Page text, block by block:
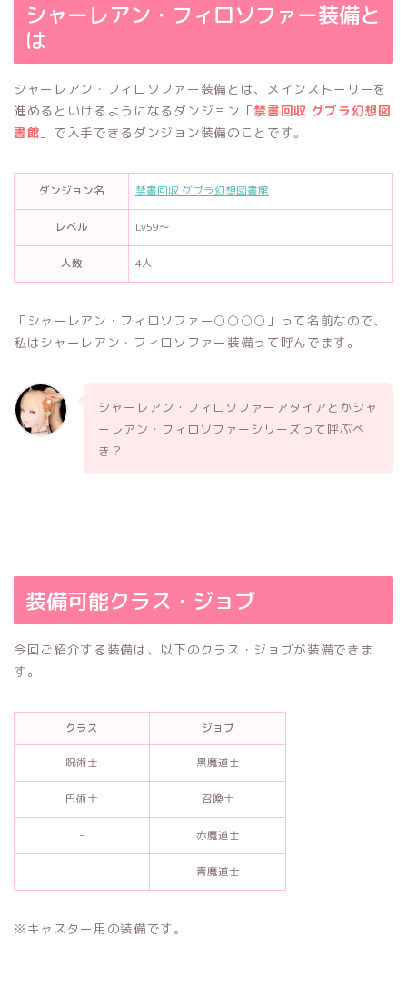
シャーレアン・フィロソファー装備と
は
シャーレアン・フィロソファー装備とは、メインストーリーを
進めるといけるようになるダンジョン「禁書回収 グブラ幻想図
書館 」で入手できるダンジョン装備のことです。
ダンジョン名 禁書回収 グブラ幻想図書館
レベル Lv59～
人数 4人
「シャーレアン・フィロソファー○○○○」って名前なので、
私はシャーレアン・フィロソファー装備って呼んでます。
シャーレアン・フィロソファーアタイアとかシャ
ーレアン・フィロソファーシリーズって呼ぶべ
き？
装備可能クラス・ジョブ
今回ご紹介する装備は、以下のクラス・ジョブが装備できま
す。
クラス ジョブ
呪術士 黒魔道士
巴術士 召喚士
– 赤魔道士
– 青魔道士
※キャスター用の装備です。